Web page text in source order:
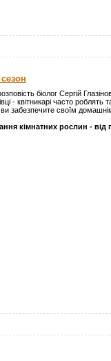
біолог Сергій
- квітникарі часто
забезпечите своїм
кімнатних рослин - від